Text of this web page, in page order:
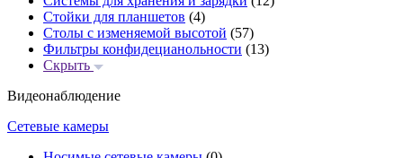
Стойки для планшетов (4)
Столы с изменяемой высотой (57)
Фильтры конфидецианольности (13)
Скрыть
Видеонаблюдение
Сетевые камеры